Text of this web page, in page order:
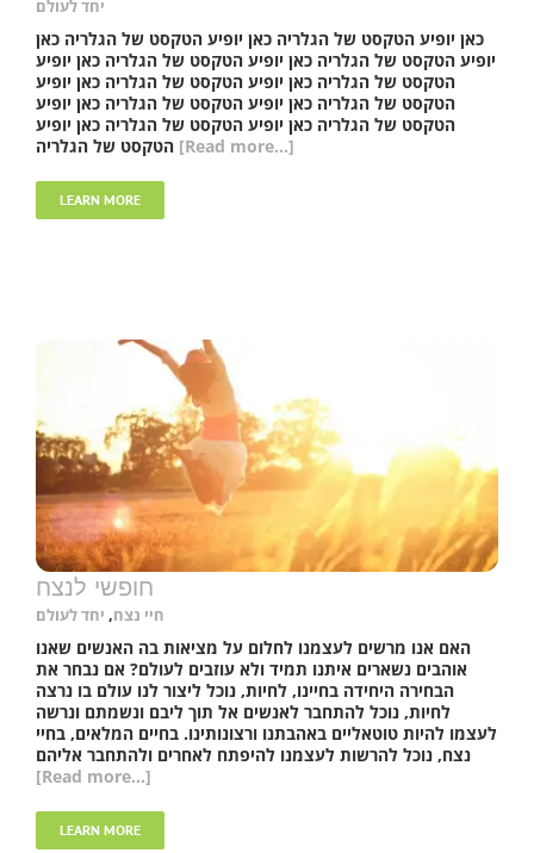
יחד לעולם
כאן יופיע הטקסט של הגלריה כאן יופיע הטקסט של הגלריה כאן
יופיע הטקסט של הגלריה כאן יופיע הטקסט של הגלריה כאן יופיע
הטקסט של הגלריה כאן יופיע הטקסט של הגלריה כאן יופיע
הטקסט של הגלריה כאן יופיע הטקסט של הגלריה כאן יופיע
הטקסט של הגלריה כאן יופיע הטקסט של הגלריה כאן יופיע
[Read more...]
LEARN MORE
חופשי לנצח
חיי נצח, יחד לעולם
האם אנו מרשים לעצמנו לחלום על מציאות בה האנשים שאנו
אוהבים נשארים איתנו תמיד ולא עוזבים לעולם? אם נבחר את
הבחירה היחידה בחיינו, לחיות, נוכל ליצור לנו עולם בו נרצה
לחיות, נוכל להתחבר לאנשים אל תוך ליבם ונשמתם ונרשה
לעצמו להיות טוטאליים באהבתנו ורצונותינו. בחיים המלאים, בחיי
נצח, נוכל להרשות לעצמנו להיפתח לאחרים ולהתחבר אליהם
[Read more...]
LEARN MORE